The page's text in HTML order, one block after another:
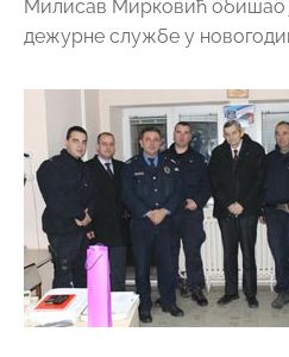
Милисав Мирковић обишао
дежурне службе у